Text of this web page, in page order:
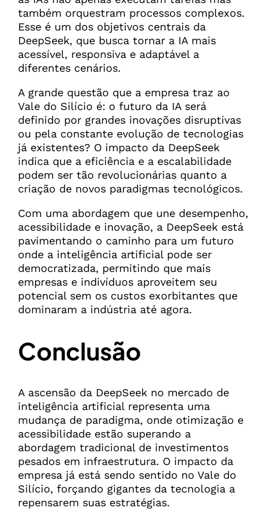
também orquestram processos complexos.
Esse é um dos objetivos centrais da
DeepSeek, que busca tornar a IA mais
acessível, responsiva e adaptável a
diferentes cenários.
A grande questão que a empresa traz ao
Vale do Silício é: o futuro da IA será
definido por grandes inovações disruptivas
ou pela constante evolução de tecnologias
já existentes? O impacto da DeepSeek
indica que a eficiência e a escalabilidade
podem ser tão revolucionárias quanto a
criação de novos paradigmas tecnológicos.
Com uma abordagem que une desempenho,
acessibilidade e inovação, a DeepSeek está
pavimentando o caminho para um futuro
onde a inteligência artificial pode ser
democratizada, permitindo que mais
empresas e indivíduos aproveitem seu
potencial sem os custos exorbitantes que
dominaram a indústria até agora.
Conclusão
A ascensão da DeepSeek no mercado de
inteligência artificial representa uma
mudança de paradigma, onde otimização e
acessibilidade estão superando a
abordagem tradicional de investimentos
pesados em infraestrutura. O impacto da
empresa já está sendo sentido no Vale do
Silício, forçando gigantes da tecnologia a
repensarem suas estratégias.